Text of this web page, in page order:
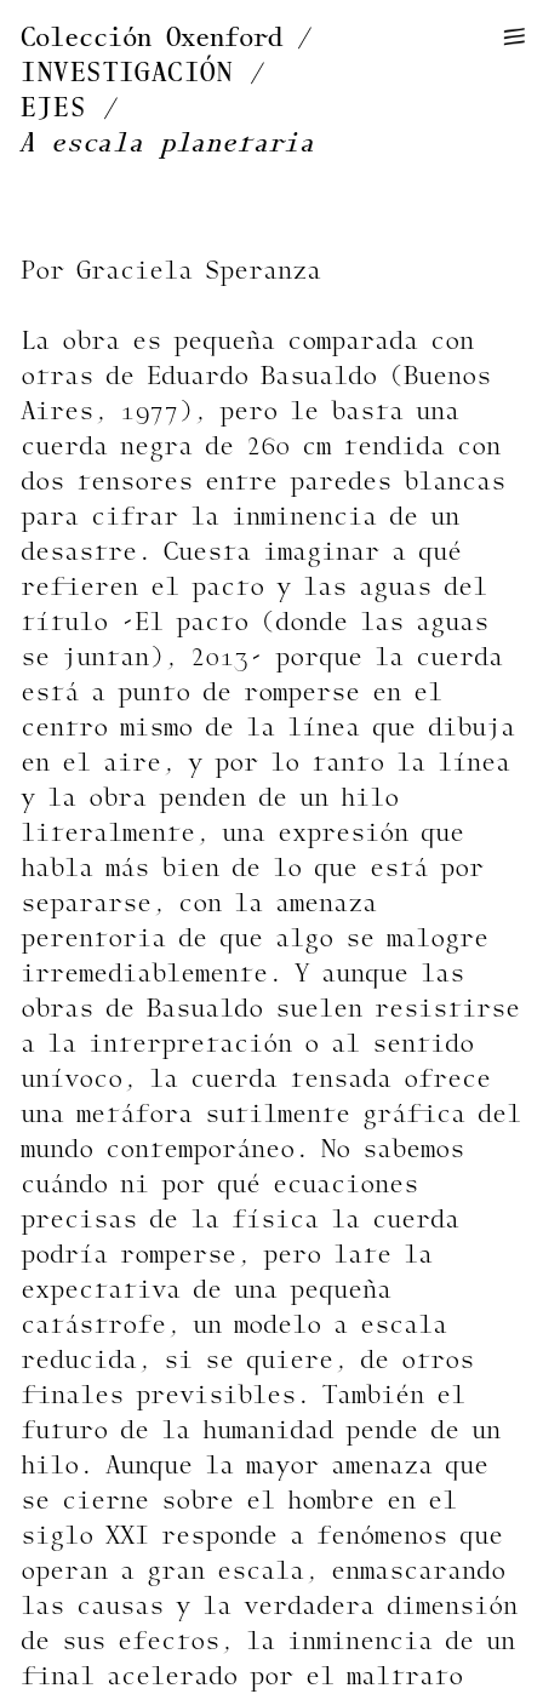
Colección Oxenford
INVESTIGACIÓN /
EJES /
A escala planetaria
—
—
—
Por Graciela Speranza
La obra es pequeña comparada con
otras de Eduardo Basualdo (Buenos
Aires, 1977), pero le basta una
cuerda negra de 260 cm tendida con
dos tensores entre paredes blancas
para cifrar la inminencia de un
desastre. Cuesta imaginar a qué
refieren el pacto y las aguas del
título -El pacto (donde las aguas
se juntan), 2013- porque la cuerda
está a punto de romperse en el
centro mismo de la línea que dibuja
en el aire, y por lo tanto la línea
y la obra penden de un hilo
literalmente, una expresión que
habla más bien de lo que está por
separarse, con la amenaza
perentoria de que algo se malogre
irremediablemente. Y aunque las
obras de Basualdo suelen resistirse
a la interpretación o al sentido
unívoco, la cuerda tensada ofrece
una metáfora sutilmente gráfica del
mundo contemporáneo. No sabemos
cuándo ni por qué ecuaciones
precisas de la física la cuerda
podría romperse, pero late la
expectativa de una pequeña
catástrofe, un modelo a escala
reducida, si se quiere, de otros
finales previsibles. También el
futuro de la humanidad pende de un
hilo. Aunque la mayor amenaza que
se cierne sobre el hombre en el
siglo XXI responde a fenómenos que
operan a gran escala, enmascarando
las causas y la verdadera dimensión
de sus efectos, la inminencia de un
final acelerado por el maltrato